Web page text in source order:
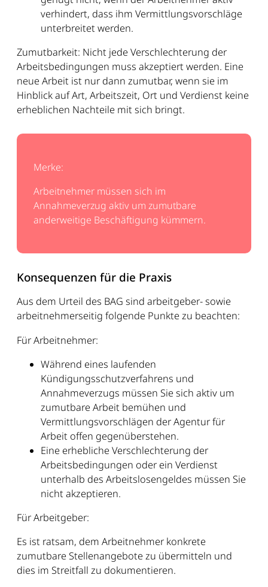
verhindert, dass ihm Vermittlungsvorschläge
unterbreitet werden.
Zumutbarkeit: Nicht jede Verschlechterung der
Arbeitsbedingungen muss akzeptiert werden. Eine
neue Arbeit ist nur dann zumutbar, wenn sie im
Hinblick auf Art, Arbeitszeit, Ort und Verdienst keine
erheblichen Nachteile mit sich bringt.
Merke:
Arbeitnehmer müssen sich im
Annahmeverzug aktiv um zumutbare
anderweitige Beschäftigung kümmern.
Konsequenzen für die Praxis
Aus dem Urteil des BAG sind arbeitgeber- sowie
arbeitnehmerseitig folgende Punkte zu beachten:
Für Arbeitnehmer:
Während eines laufenden
Kündigungsschutzverfahrens und
Annahmeverzugs müssen Sie sich aktiv um
zumutbare Arbeit bemühen und
Vermittlungsvorschlägen der Agentur für
Arbeit offen gegenüberstehen.
Eine erhebliche Verschlechterung der
Arbeitsbedingungen oder ein Verdienst
unterhalb des Arbeitslosengeldes müssen Sie
nicht akzeptieren.
Für Arbeitgeber:
Es ist ratsam, dem Arbeitnehmer konkrete
zumutbare Stellenangebote zu übermitteln und
dies im Streitfall zu dokumentieren.